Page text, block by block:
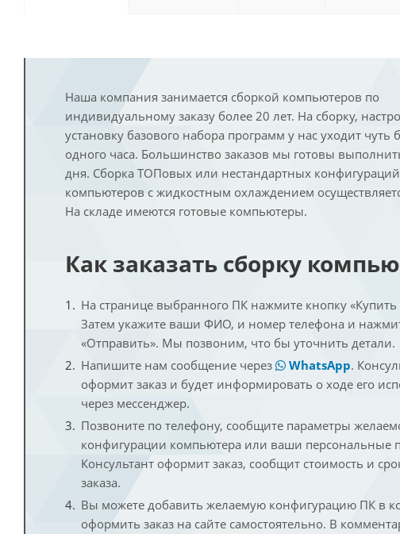
Наша компания занимается сборкой компьютеров по
индивидуальному заказу более 20 лет. На сборку,
установку базового набора программ у нас уходит чуть
одного часа. Большинство заказов мы готовы
дня. Сборка ТОПовых или нестандартных
компьютеров с жидкостным охлаждением
На складе имеются готовые компьютеры.
Как заказать сборку
На странице выбранного ПК нажмите кнопку «Купить
Затем укажите ваши ФИО, и номер телефона и
«Отправить». Мы позвоним, что бы уточнить детали.
Напишите нам сообщение через
WhatsApp.
оформит заказ и будет информировать о ходе его
через мессенджер.
Позвоните по телефону, сообщите параметры
конфигурации компьютера или ваши персональные
Консультант оформит заказ, сообщит стоимость и
заказа.
Вы можете добавить желаемую конфигурацию ПК в
оформить заказ на сайте самостоятельно. В